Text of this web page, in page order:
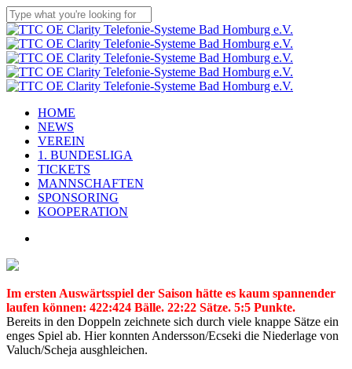
Skip
to
main
content
Close
Search
Menu
HOME
NEWS
VEREIN
1. BUNDESLIGA
TICKETS
MANNSCHAFTEN
SPONSORING
KOOPERATION
Im ersten Auswärtsspiel der Saison hätte es kaum spannender
laufen können: 422:424 Bälle. 22:22 Sätze. 5:5 Punkte.
Bereits in den Doppeln zeichnete sich durch viele knappe Sätze ein
enges Spiel ab. Hier konnten Andersson/Ecseki die Niederlage von
Valuch/Scheja ausghleichen.